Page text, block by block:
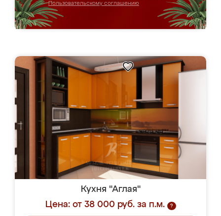
Пользовательскому соглашению
Кухня "Аглая"
Цена: от 38 000 руб. за п.м.
?